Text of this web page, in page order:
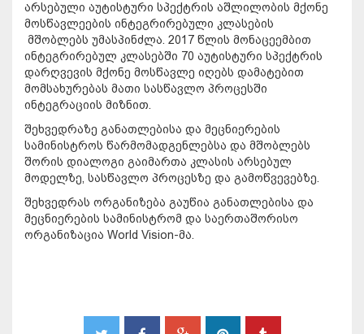
არსებული აუტისტური სპექტრის აშლილობის მქონე
მოსწავლეების ინტეგრირებული კლასების
მშობლებს უმასპინძლა. 2017 წლის მონაცეემბით
ინტეგრირებულ კლასებში 70 აუტისტური სპექტრის
დარღვევის მქონე მოსწავლე იღებს დამატებით
მომსახურებას მათი სასწავლო პროცესში
ინტეგრაციის მიზნით.
შეხვედრაზე განათლებისა და მეცნიერების
სამინისტროს წარმომადგენლებსა და მშობლებს
შორის დიალოგი გაიმართა კლასის არსებულ
მოდელზე, სასწავლო პროცესზე და გამოწვევებზე.
შეხვედრას ორგანიზება გაუწია განათლებისა და
მეცნიერების სამინისტრომ და საერთაშორისო
ორგანიზაცია World Vision-მა.